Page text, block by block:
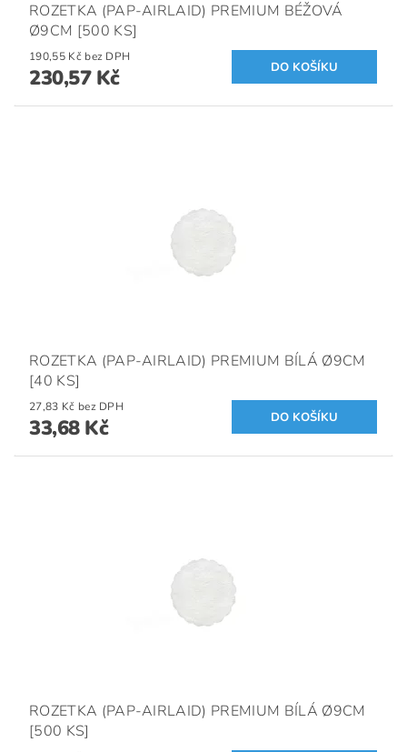
ROZETKA (PAP-AIRLAID) PREMIUM BÉŽOVÁ
Ø9CM [500 KS]
190,55 Kč bez DPH
230,57 Kč
ROZETKA (PAP-AIRLAID) PREMIUM BÍLÁ Ø9CM
[40 KS]
27,83 Kč bez DPH
33,68 Kč
ROZETKA (PAP-AIRLAID) PREMIUM BÍLÁ Ø9CM
[500 KS]